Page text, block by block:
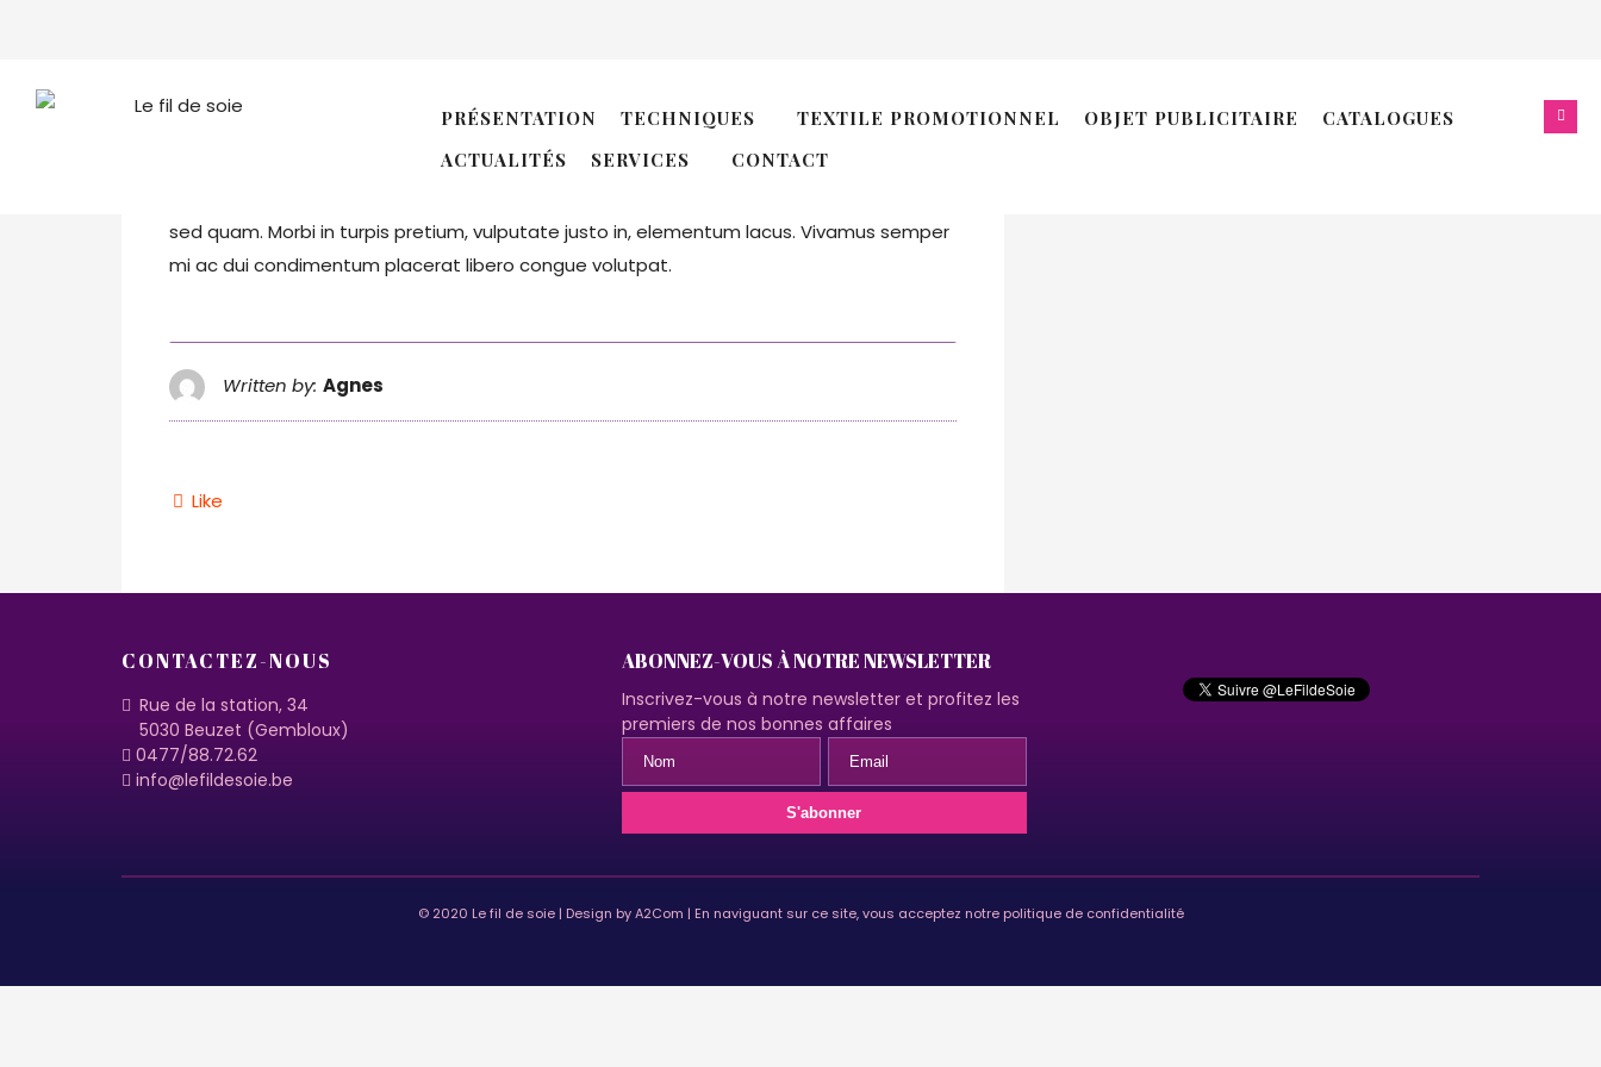
PRÉSENTATION TECHNIQUES TEXTILE PROMOTIONNEL OBJET PUBLICITAIRE
CATALOGUES
ACTUALITÉS
SERVICES CONTACT
Oliver Murat
sed quam. Morbi in turpis pretium, vulputate justo in, elementum lacus. Vivamus semper
mi ac dui condimentum placerat libero congue volutpat.
Written by: Agnes
Like
CONTACTEZ-NOUS
Rue de la station, 34
5030 Beuzet (Gembloux)
0477/88.72.62
info@lefildesoie.be
ABONNEZ-VOUS À NOTRE NEWSLETTER
Inscrivez-vous à notre newsletter et profitez les
premiers de nos bonnes affaires
© 2020 Le fil de soie | Design by A2Com | En naviguant sur ce site, vous acceptez notre politique de confidentialité